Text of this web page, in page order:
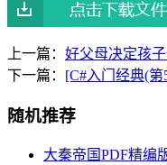
上一篇： 好父母决定孩
下一篇： [C#入门经典(
随机推荐
大秦帝国PDF精编